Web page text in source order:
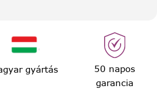
gyártás
50 napos
garancia